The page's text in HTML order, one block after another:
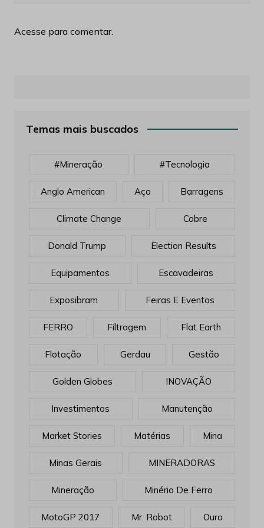
Acesse para comentar.
Temas mais buscados
#mineração #tecnologia
Anglo American Aço Barragens
Climate Change Cobre
Donald Trump Election Results
Equipamentos Escavadeiras
Exposibram Feiras E Eventos
FERRO Filtragem Flat Earth
Flotação Gerdau Gestão
Golden Globes INOVAÇÃO
Investimentos Manutenção
Market Stories Matérias Mina
Minas Gerais MINERADORAS
Mineração Minério De Ferro
MotoGP 2017 Mr. Robot Ouro